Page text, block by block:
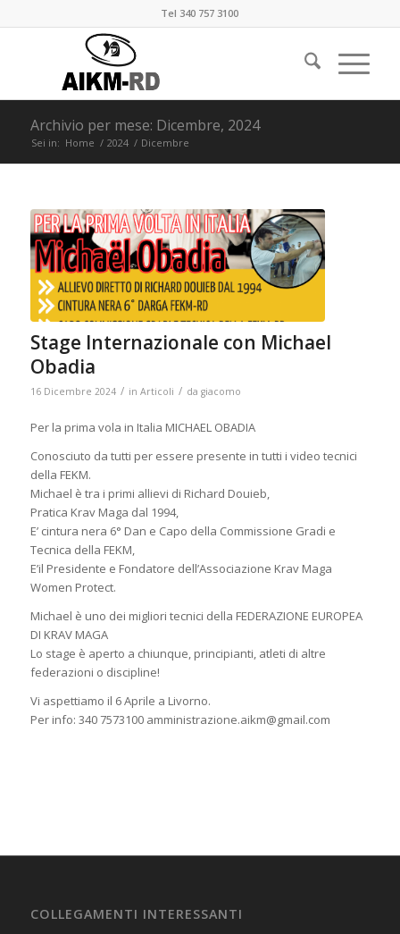
Tel 340 757 3100
Archivio per mese: Dicembre, 2024
Sei in: Home / 2024 / Dicembre
Stage Internazionale con Michael
Obadia
16 Dicembre 2024 / in Articoli / da giacomo
Per la prima vola in Italia MICHAEL OBADIA
Conosciuto da tutti per essere presente in tutti i video tecnici
della FEKM.
Michael è tra i primi allievi di Richard Douieb,
Pratica Krav Maga dal 1994,
E’ cintura nera 6° Dan e Capo della Commissione Gradi e
Tecnica della FEKM,
E’il Presidente e Fondatore dell’Associazione Krav Maga
Women Protect.
Michael è uno dei migliori tecnici della FEDERAZIONE EUROPEA
DI KRAV MAGA
Lo stage è aperto a chiunque, principianti, atleti di altre
federazioni o discipline!
Vi aspettiamo il 6 Aprile a Livorno.
Per info: 340 7573100 amministrazione.aikm@gmail.com
COLLEGAMENTI INTERESSANTI